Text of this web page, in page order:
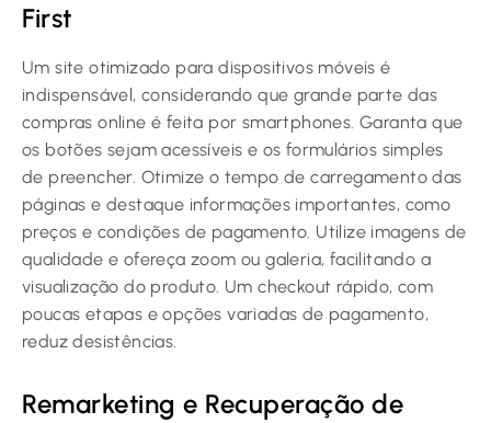
First
Um site otimizado para dispositivos móveis é
indispensável, considerando que grande parte das
compras online é feita por smartphones. Garanta que
os botões sejam acessíveis e os formulários simples
de preencher. Otimize o tempo de carregamento das
páginas e destaque informações importantes, como
preços e condições de pagamento. Utilize imagens de
qualidade e ofereça zoom ou galeria, facilitando a
visualização do produto. Um checkout rápido, com
poucas etapas e opções variadas de pagamento,
reduz desistências.
Remarketing e Recuperação de